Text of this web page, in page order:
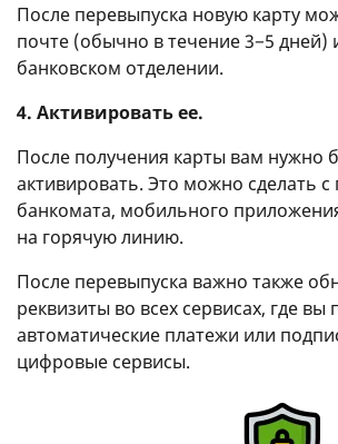
После перевыпуска новую карту
почте (обычно в течение 3−5 дней)
банковском отделении.
4. Активировать ее.
После получения карты вам нужно
активировать. Это можно сделать
банкомата, мобильного
на горячую линию.
После перевыпуска важно также
реквизиты во всех сервисах, где вы
автоматические платежи или
цифровые сервисы.